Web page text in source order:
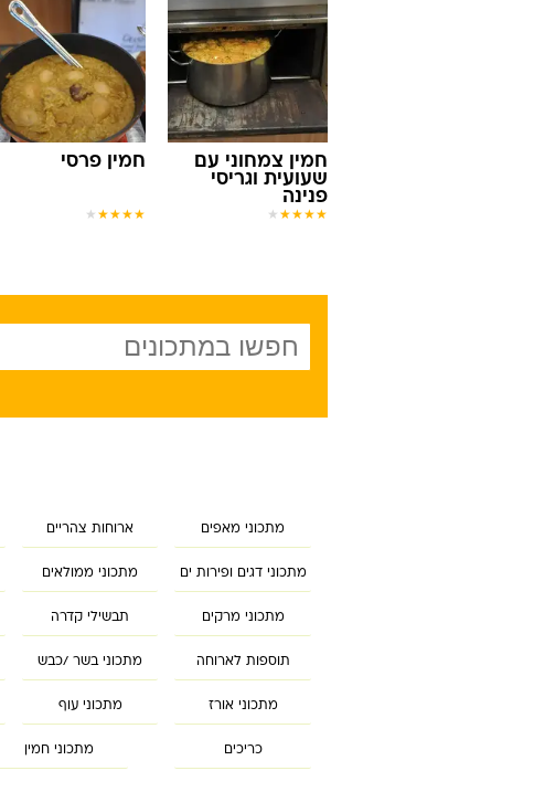
חמין צמחוני עם
שעועית וגריסי
פנינה
★
★
★
★
★
חמין פרסי
★
★
★
★
★
מתכוני מאפים ארוחות צהריים
מתכוני דגים ופירות ים מתכוני ממולאים
מתכוני מרקים תבשילי קדרה
תוספות לארוחה מתכוני בשר /כבש
מתכוני אורז מתכוני עוף
כריכים מתכוני חמין